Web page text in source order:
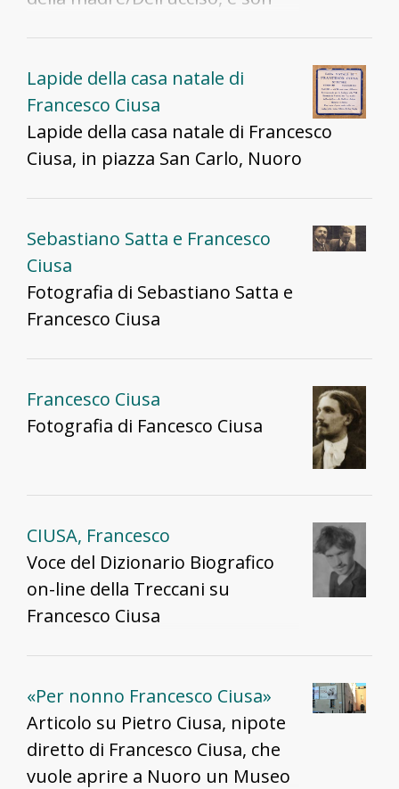
giglio/Divento nonno prima
d'esser padre.... Bustianu"
Lapide della casa natale di
Francesco Ciusa
Lapide della casa natale di Francesco
Ciusa, in piazza San Carlo, Nuoro
Sebastiano Satta e Francesco
Ciusa
Fotografia di Sebastiano Satta e
Francesco Ciusa
Francesco Ciusa
Fotografia di Fancesco Ciusa
CIUSA, Francesco
Voce del Dizionario Biografico
on-line della Treccani su
Francesco Ciusa
«Per nonno Francesco Ciusa»
Articolo su Pietro Ciusa, nipote
diretto di Francesco Ciusa, che
vuole aprire a Nuoro un Museo